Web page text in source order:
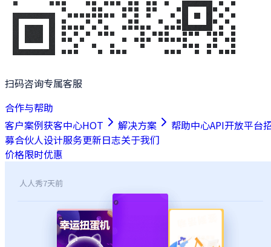
扫码咨询专属客服
合作与帮助
客户案例获客中心HOT 解决方案 帮助中心API开放平台
募合伙人设计服务更新日志关于我们
价格限时优惠
人人秀7天前